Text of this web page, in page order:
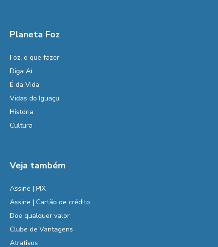
Planeta Foz
Foz, o que fazer
Diga Aí
É da Vida
Vidas do Iguaçu
História
Cultura
Veja também
Assine | PIX
Assine | Cartão de crédito
Doe qualquer valor
Clube de Vantagens
Atrativos